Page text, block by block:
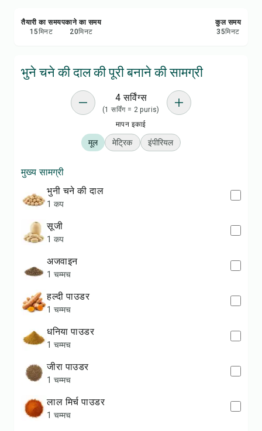
तैयारी का समय
15मिनट
पकाने का समय
20मिनट
कुल समय
35मिनट
भुने चने की दाल की पूरी बनाने की सामग्री
4 सर्विंग्स
(1 सर्विंग = 2 puris)
मापन इकाई
मूल मेट्रिक इंपीरियल
मुख्य सामग्री
भुनी चने की दाल
1 कप
सूजी
1 कप
अजवाइन
1 चम्मच
हल्दी पाउडर
1 चम्मच
धनिया पाउडर
1 चम्मच
जीरा पाउडर
1 चम्मच
लाल मिर्च पाउडर
1 चम्मच